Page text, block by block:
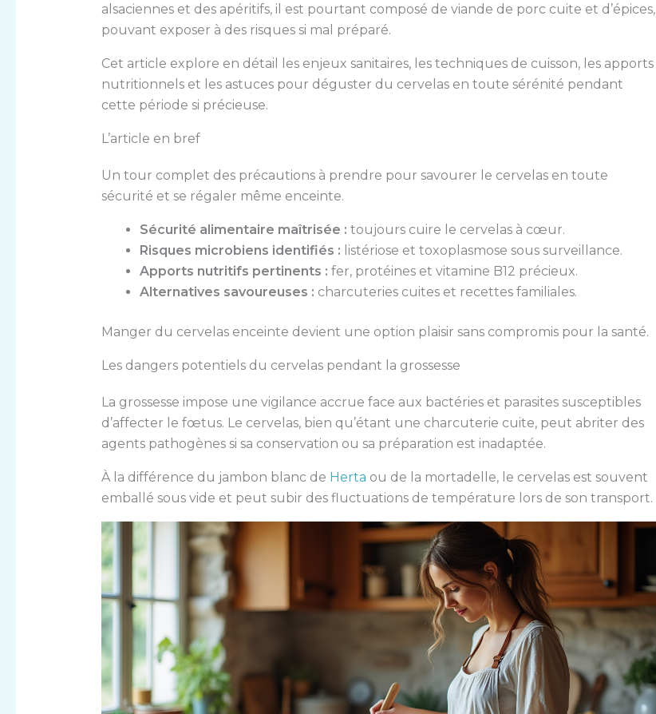
alsaciennes et des apéritifs, il est pourtant composé de viande de porc cuite et d’épices,
pouvant exposer à des risques si mal préparé.
Cet article explore en détail les enjeux sanitaires, les techniques de cuisson, les apports
nutritionnels et les astuces pour déguster du cervelas en toute sérénité pendant
cette période si précieuse.
L’article en bref
Un tour complet des précautions à prendre pour savourer le cervelas en toute
sécurité et se régaler même enceinte.
Sécurité alimentaire maîtrisée : toujours cuire le cervelas à cœur.
Risques microbiens identifiés : listériose et toxoplasmose sous surveillance.
Apports nutritifs pertinents : fer, protéines et vitamine B12 précieux.
Alternatives savoureuses : charcuteries cuites et recettes familiales.
Manger du cervelas enceinte devient une option plaisir sans compromis pour la santé.
Les dangers potentiels du cervelas pendant la grossesse
La grossesse impose une vigilance accrue face aux bactéries et parasites susceptibles
d’affecter le fœtus. Le cervelas, bien qu’étant une charcuterie cuite, peut abriter des
agents pathogènes si sa conservation ou sa préparation est inadaptée.
À la différence du jambon blanc de Herta ou de la mortadelle, le cervelas est souvent
emballé sous vide et peut subir des fluctuations de température lors de son transport.